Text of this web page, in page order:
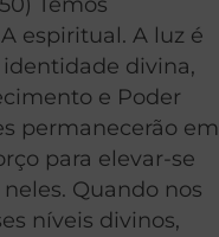
espiritual. A luz é
divina,
e Poder
permanecerão em
para elevar-se
Quando nos
níveis divinos,